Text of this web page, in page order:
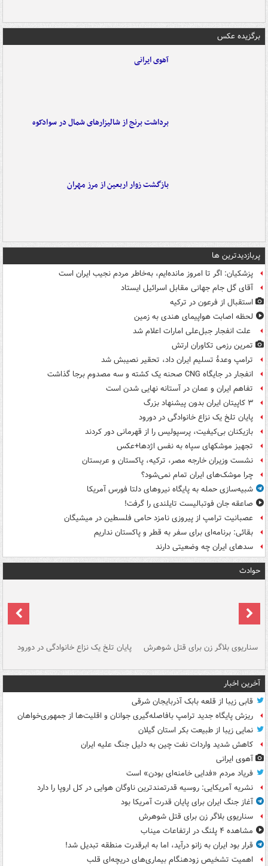
برگزیده عکس
آهوی ایرانی
برداشت برنج از شالیزارهای شمال در سوادکوه
بازگشت زوار اربعین از مرز مهران
پربازدیدترین ها
پزشکیان: اگر تا امروز مانده‌ایم، به‌خاطر مردم نجیب ایران است
آقای گل جام جهانی مقابل اسرائیل ایستاد
استقبال از فرعون در ترکیه
لحظه اصابت هواپیمای هندی به زمین
علت انفجار جبل‌علی امارات اعلام شد
تمرین رزمی تکاوران ارتش
ترامپ وعدۀ تسلیم ایران داد، تحقیر نصیبش شد
انفجار در جایگاه CNG صحنه یک کشته و سه مصدوم برجا گذاشت
تفاهم ایران و عمان در آستانه نهایی شدن است
۳ کاپیتان ایران بدون پیشنهاد بزرگ
پایان تلخ یک نزاع خانوادگی در دورود
بازیکنان بی‌کیفیت، پرسپولیس را از قهرمانی دور کردند
تجهیز موشکهای سپاه به نفس اژدها+عکس
نشست وزیران خارجه مصر، ترکیه، پاکستان و عربستان
چرا موشک‌های ایران تمام نمی‌شود؟
شبیه‌سازی حمله به پایگاه نیروهای دلتا فورس آمریکا
صاعقه جان فوتبالیست تایلندی را گرفت!
عصبانیت ترامپ از پیروزی نامزد حامی فلسطین در میشیگان
بقائی: برنامه‌ای برای سفر به قطر و پاکستان نداریم
سدهای ایران چه وضعیتی دارند
حوادث
سناریوی بلاگر زن برای قتل شوهرش پایان تلخ یک نزاع خانوادگی در دورود
آخرین اخبار
قابی زیبا از قلعه بابک آذربایجان شرقی
ریزش پایگاه جدید ترامپ بافاصله‌گیری جوانان و اقلیت‌ها از جمهوری‌خواهان
نمایی زیبا از طبیعت بکر استان گیلان
کاهش شدید واردات نفت چین به دلیل جنگ علیه ایران
آهوی ایرانی
فریاد مردم «فدایی خامنه‌ای بودن» است
نشریه آمریکایی: روسیه قدرتمندترین ناوگان هوایی در کل اروپا را دارد
آغاز جنگ ایران برای پایان قدرت آمریکا بود
سناریوی بلاگر زن برای قتل شوهرش
مشاهده ۴ پلنگ در ارتفاعات میناب
قرار بود ایران به زانو درآید، اما به ابرقدرت منطقه تبدیل شد!
اهمیت تشخیص زودهنگام بیماری‌های دریچه‌ای قلب